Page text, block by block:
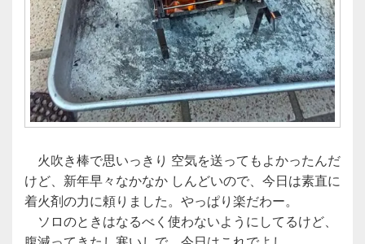
火吹き棒で思いっきり 空気を送ってもよかったんだ
けど、新年早々なかなか しんどいので、今日は素直に
着火剤の力に頼りました。やっぱり楽だわー。
ソロのときはなるべく使わないようにしてるけど、